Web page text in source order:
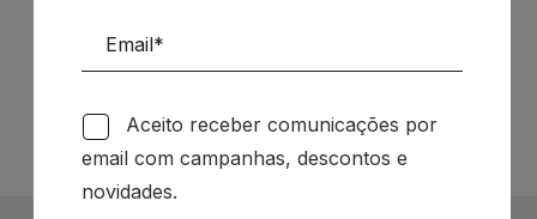
Aceito receber comunicações por
email com campanhas, descontos e
novidades.